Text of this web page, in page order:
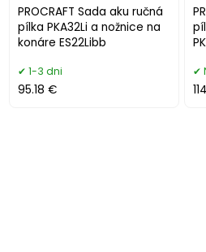
PROCRAFT Sada aku ručná
pílka PKA32Li a nožnice na
konáre ES22Libb
1-3 dni
95.18 €